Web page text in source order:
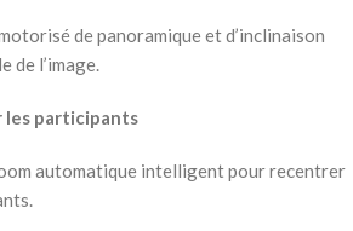
de panoramique et d’inclinaison
de l’image.
les participants
automatique intelligent pour recentrer